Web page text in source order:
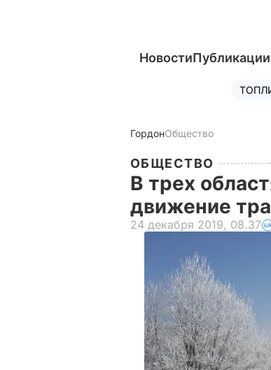
Новости
ГордонОбщество
ОБЩЕСТВО
В трех
движение
24 декабря 2019, 08.37